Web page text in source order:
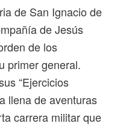
de San Ignacio de
de Jesús
de los
primer general.
“Ejercicios
llena de aventuras
carrera militar que